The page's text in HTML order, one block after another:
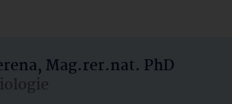
Mag.rer.nat. PhD